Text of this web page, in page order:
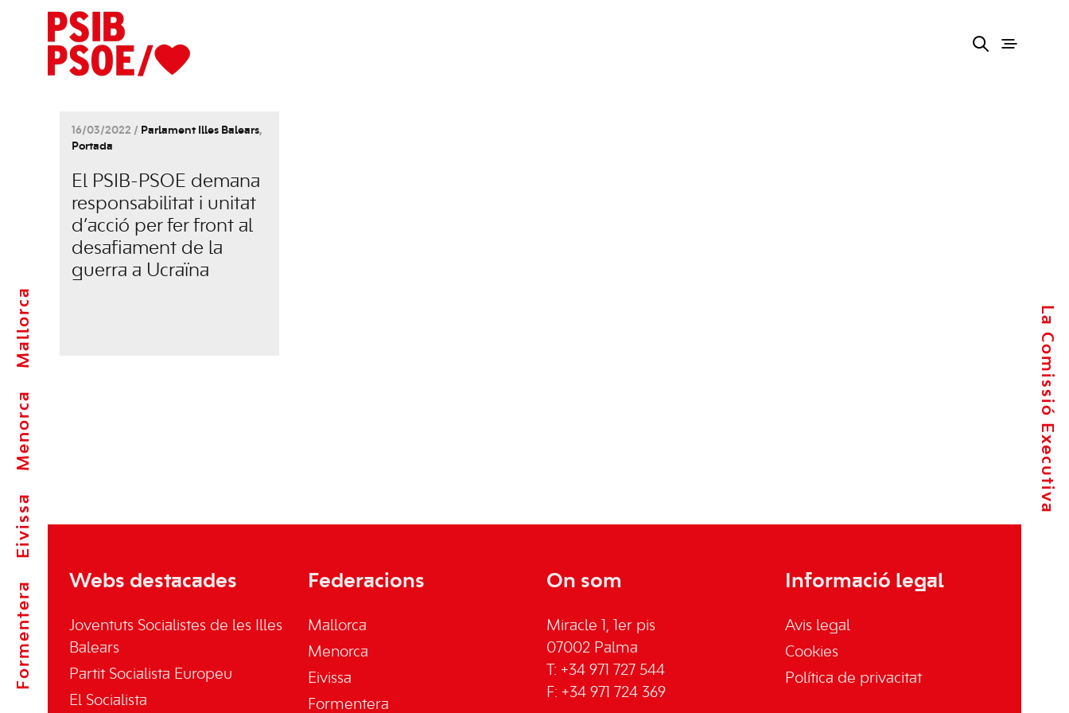
Formentera
Eivissa
Menorca
Mallorca La Comissió Executiva
16/03/2022 / Parlament Illes Balears,
Portada
El PSIB-PSOE demana
responsabilitat i unitat
d’acció per fer front al
desafiament de la
guerra a Ucraïna
Webs destacades
Joventuts Socialistes de les Illes
Balears
Partit Socialista Europeu
El Socialista
Federacions
Mallorca
Menorca
Eivissa
Formentera
On som
Miracle 1, 1er pis
07002 Palma
T: +34 971 727 544
F: +34 971 724 369
Informació legal
Avis legal
Cookies
Política de privacitat